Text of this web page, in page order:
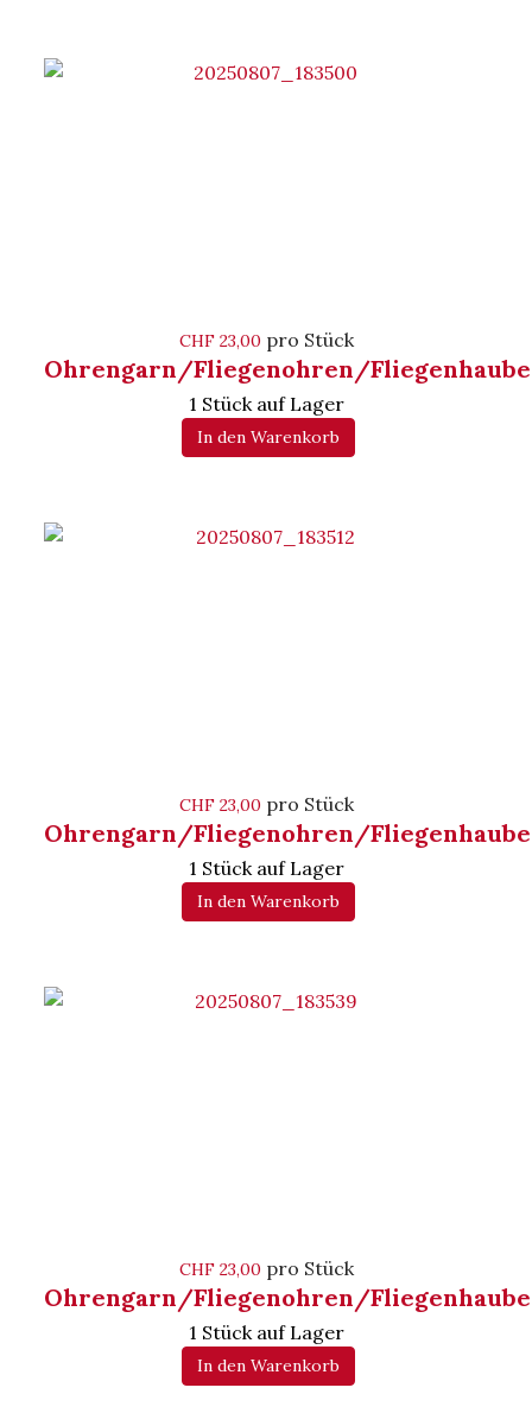
CHF 23,00 pro Stück
Ohrengarn/Fliegenohren/Fliegenhaube
1 Stück auf Lager
In den Warenkorb
CHF 23,00 pro Stück
Ohrengarn/Fliegenohren/Fliegenhaube
1 Stück auf Lager
In den Warenkorb
CHF 23,00 pro Stück
Ohrengarn/Fliegenohren/Fliegenhaube
1 Stück auf Lager
In den Warenkorb